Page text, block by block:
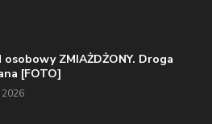
osobowy ZMIAŻDŻONY. Droga
[FOTO]